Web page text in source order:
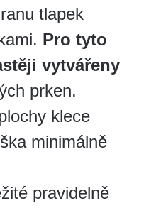
tlapek
Pro tyto
vytvářeny
prken.
klece
minimálně
pravidelně